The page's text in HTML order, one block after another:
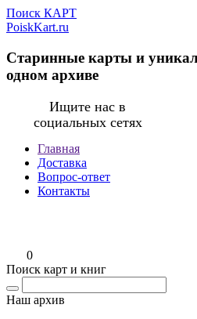
Поиск КАРТ
PoiskKart.ru
Старинные карты и
одном архиве
Ищите нас в
социальных сетях
Главная
Доставка
Вопрос-ответ
Контакты
0
Поиск карт и книг
Наш архив